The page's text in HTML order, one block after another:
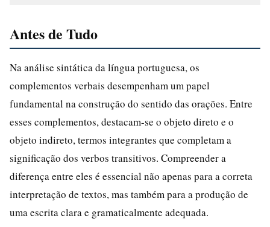
Antes de Tudo
Na análise sintática da língua portuguesa, os
complementos verbais desempenham um papel
fundamental na construção do sentido das orações. Entre
esses complementos, destacam-se o objeto direto e o
objeto indireto, termos integrantes que completam a
significação dos verbos transitivos. Compreender a
diferença entre eles é essencial não apenas para a correta
interpretação de textos, mas também para a produção de
uma escrita clara e gramaticalmente adequada.